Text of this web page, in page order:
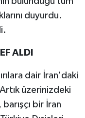
duyurdu.
ALDI
dair İran'daki
üzerinizdeki
bir İran